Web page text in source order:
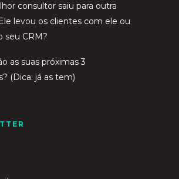
consultor saiu para outra
levou os clientes com ele ou
seu CRM?
as suas próximas 3
(Dica: já as tem)